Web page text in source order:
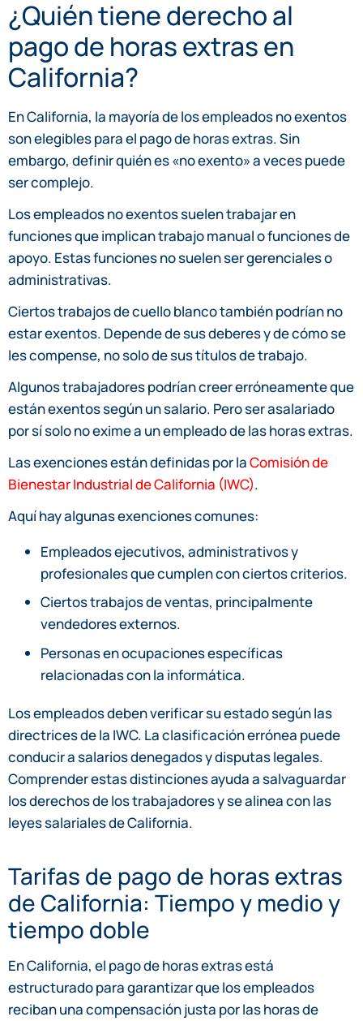
¿Quién tiene derecho al
pago de horas extras en
California?
En California, la mayoría de los empleados no exentos
son elegibles para el pago de horas extras. Sin
embargo, definir quién es «no exento» a veces puede
ser complejo.
Los empleados no exentos suelen trabajar en
funciones que implican trabajo manual o funciones de
apoyo. Estas funciones no suelen ser gerenciales o
administrativas.
Ciertos trabajos de cuello blanco también podrían no
estar exentos. Depende de sus deberes y de cómo se
les compense, no solo de sus títulos de trabajo.
Algunos trabajadores podrían creer erróneamente que
están exentos según un salario. Pero ser asalariado
por sí solo no exime a un empleado de las horas extras.
Las exenciones están definidas por laComisión de
Bienestar Industrial de California (IWC).
Aquí hay algunas exenciones comunes:
Empleados ejecutivos, administrativos y
profesionales que cumplen con ciertos criterios.
Ciertos trabajos de ventas, principalmente
vendedores externos.
Personas en ocupaciones específicas
relacionadas con la informática.
Los empleados deben verificar su estado según las
directrices de la IWC. La clasificación errónea puede
conducir a salarios denegados y disputas legales.
Comprender estas distinciones ayuda a salvaguardar
los derechos de los trabajadores y se alinea con las
leyes salariales de California.
Tarifas de pago de horas extras
de California: Tiempo y medio y
tiempo doble
En California, el pago de horas extras está
estructurado para garantizar que los empleados
reciban una compensación justa por las horas de